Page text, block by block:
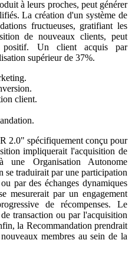
à leurs proches, peut générer
La création d'un système de
fructueuses, gratifiant les
de nouveaux clients, peut
positif. Un client acquis par
supérieur de 37%.
client.
2.0" spécifiquement conçu pour
impliquerait l'acquisition de
Organisation Autonome
traduirait par une participation
par des échanges dynamiques
mesurerait par un engagement
de récompenses. Le
transaction ou par l'acquisition
la Recommandation prendrait
membres au sein de la